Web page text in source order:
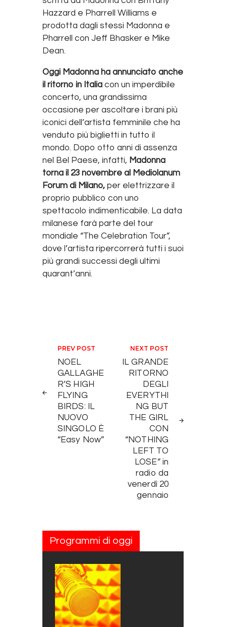
Hazzard e Pharrell Williams e
prodotta dagli stessi Madonna e
Pharrell con Jeff Bhasker e Mike
Dean.
Oggi Madonna ha annunciato anche
il ritorno in Italia con un imperdibile
concerto, una grandissima
occasione per ascoltare i brani più
iconici dell’artista femminile che ha
venduto più biglietti in tutto il
mondo. Dopo otto anni di assenza
nel Bel Paese, infatti, Madonna
torna il 23 novembre al Mediolanum
Forum di Milano, per elettrizzare il
proprio pubblico con uno
spettacolo indimenticabile. La data
milanese farà parte del tour
mondiale “The Celebration Tour”,
dove l’artista ripercorrerà tutti i suoi
più grandi successi degli ultimi
quarant’anni.
Navigazione articoli
PREV POST
NOEL
GALLAGHE
R’S HIGH
FLYING
BIRDS: IL
NUOVO
SINGOLO È
“Easy Now”
NEXT POST
IL GRANDE
RITORNO
DEGLI
EVERYTHI
NG BUT
THE GIRL
CON
“NOTHING
LEFT TO
LOSE” in
radio da
venerdì 20
gennaio
Programmi di oggi